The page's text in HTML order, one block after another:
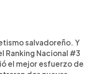
salvadoreño. Y
Ranking Nacional #3
el mejor esfuerzo de